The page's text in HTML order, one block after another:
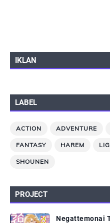
IKLAN
LABEL
ACTION ADVENTURE
FANTASY HAREM
SHOUNEN
PROJECT
Negattemonai